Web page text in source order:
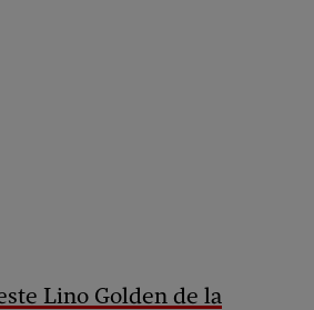
Lino Golden de la